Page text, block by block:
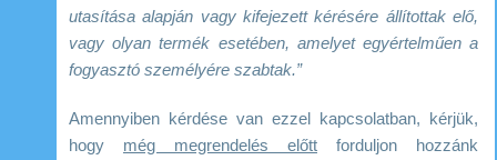
utasítása alapján vagy kifejezett kérésére állítottak elő,
vagy olyan termék esetében, amelyet egyértelműen a
fogyasztó személyére szabtak.”
Amennyiben kérdése van ezzel kapcsolatban, kérjük,
hogy még megrendelés előtt forduljon hozzánk